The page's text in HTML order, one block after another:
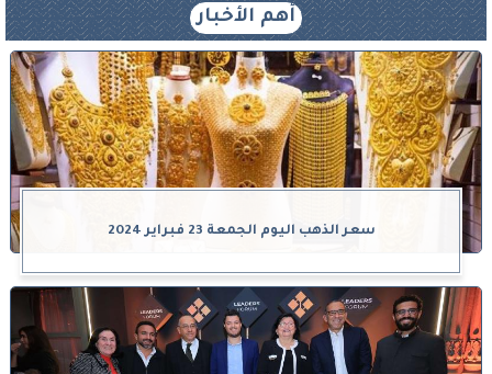
أهم الأخبار
سعر الذهب اليوم الجمعة 23 فبراير 2024